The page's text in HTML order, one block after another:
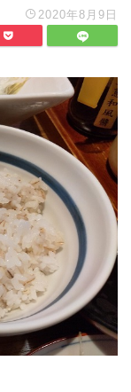
2020年8月9日